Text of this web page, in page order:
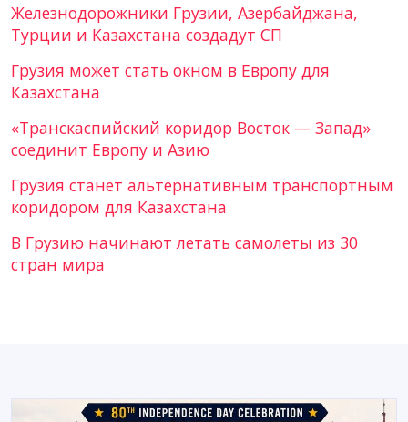
Железнодорожники Грузии, Азербайджана,
Турции и Казахстана создадут СП
Грузия может стать окном в Европу для
Казахстана
«Транскаспийский коридор Восток — Запад»
соединит Европу и Азию
Грузия станет альтернативным транспортным
коридором для Казахстана
В Грузию начинают летать самолеты из 30
стран мира